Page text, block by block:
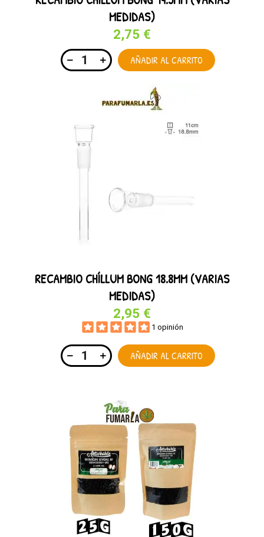
MEDIDAS)
2,75 €
AÑADIR AL CARRITO
RECAMBIO CHÍLLUM BONG 18.8MM (VARIAS
MEDIDAS)
2,95 €
1 opinión
AÑADIR AL CARRITO